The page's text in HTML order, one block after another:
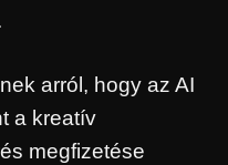
arról, hogy az AI
a kreatív
megfizetése